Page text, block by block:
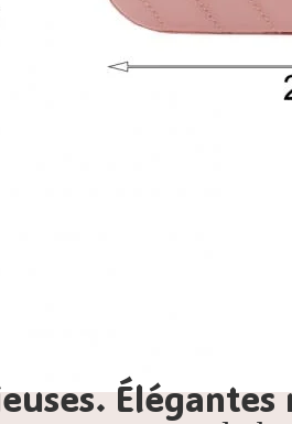
Élégantes